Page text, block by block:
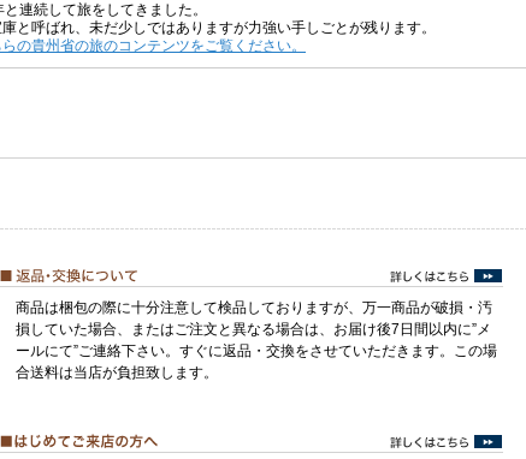
連続して旅をしてきました。
と呼ばれ、未だ少しではありますが力強い手しごとが残ります。
の貴州省の旅のコンテンツをご覧ください。
商品は梱包の際に十分注意して検品しておりますが、万一商品が破損・汚
損していた場合、またはご注文と異なる場合は、お届け後7日間以内に”メ
ールにて”ご連絡下さい。すぐに返品・交換をさせていただきます。この場
合送料は当店が負担致します。